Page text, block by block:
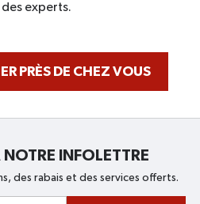
experts.
PRÈS DE CHEZ VOUS
INFOLETTRE
des rabais et des services offerts.